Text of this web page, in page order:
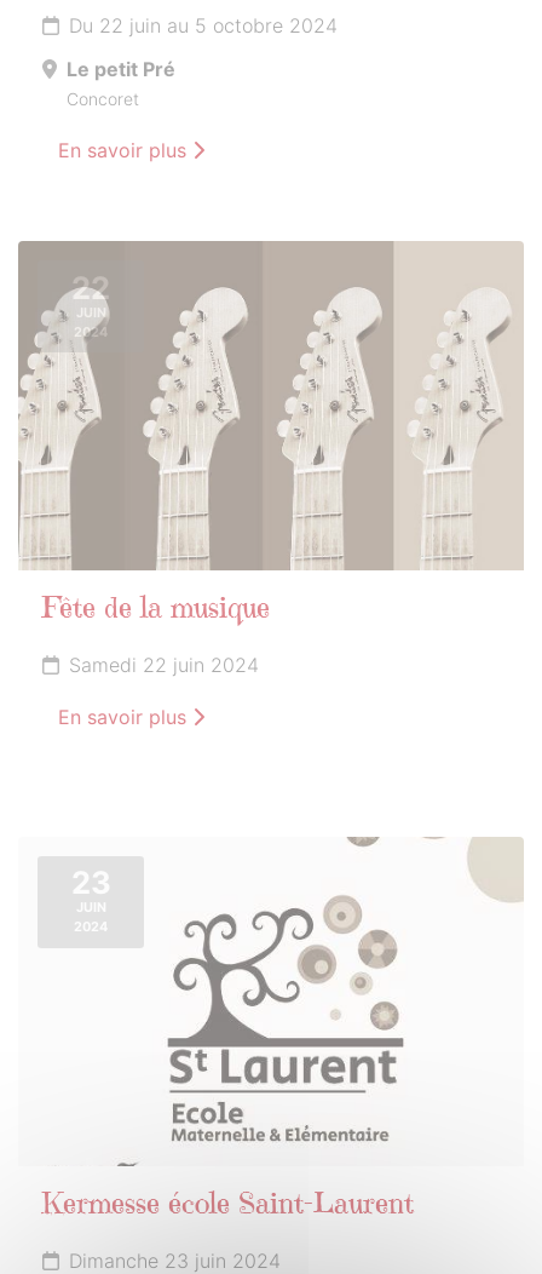
Du 22 juin au 5 octobre 2024
Le petit Pré
Concoret
En savoir plus
22
JUIN
2024
Fête de la musique
Samedi 22 juin 2024
En savoir plus
23
JUIN
2024
Kermesse école Saint-Laurent
Dimanche 23 juin 2024